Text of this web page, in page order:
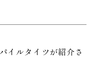
イルタイツが紹介さ